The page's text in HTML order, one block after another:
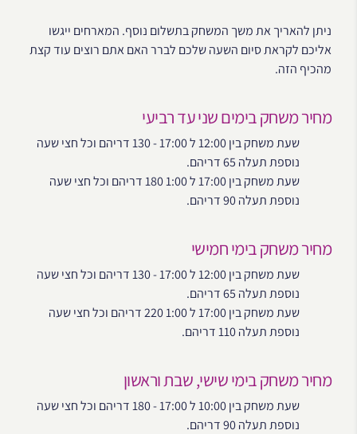
ניתן להאריך את משך המשחק בתשלום נוסף. המארחים ייגשו
אליכם לקראת סיום השעה שלכם לברר האם אתם רוצים עוד קצת
מהכיף הזה.
מחיר משחק בימים שני עד רביעי
שעת משחק בין 12:00 ל 17:00 - 130 דריהם וכל חצי שעה
נוספת תעלה 65 דריהם.
שעת משחק בין 17:00 ל 1:00 180 דריהם וכל חצי שעה
נוספת תעלה 90 דריהם.
מחיר משחק בימי חמישי
שעת משחק בין 12:00 ל 17:00 - 130 דריהם וכל חצי שעה
נוספת תעלה 65 דריהם.
שעת משחק בין 17:00 ל 1:00 220 דריהם וכל חצי שעה
נוספת תעלה 110 דריהם.
מחיר משחק בימי שישי, שבת וראשון
שעת משחק בין 10:00 ל 17:00 - 180 דריהם וכל חצי שעה
נוספת תעלה 90 דריהם.